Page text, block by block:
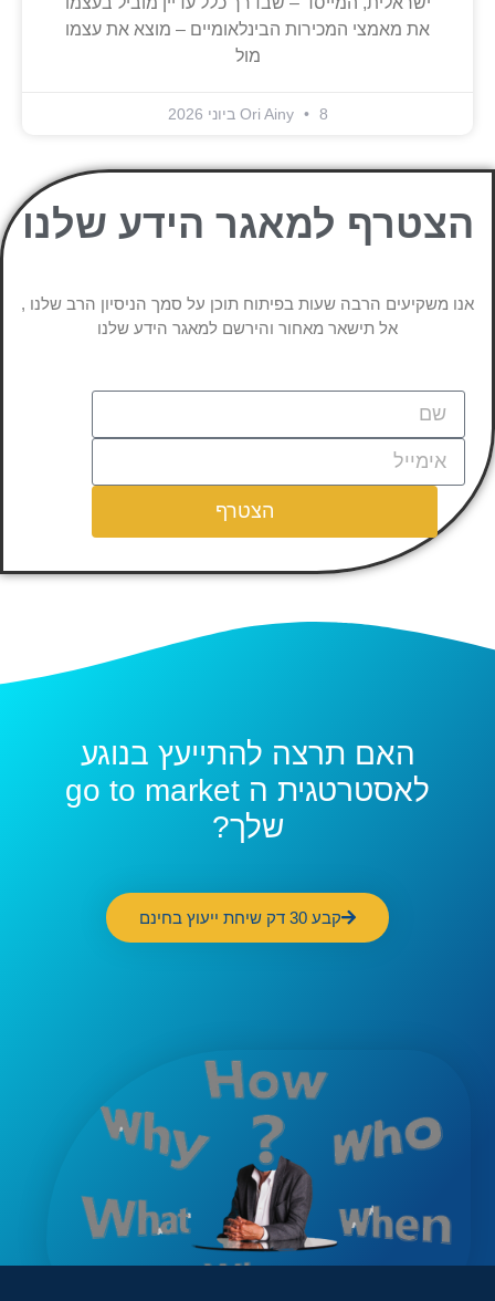
את מאמצי המכירות הבינלאומיים – מוצא את עצמו
מול
Ori Ainy 8 ביוני 2026
הצטרף למאגר הידע שלנו
אנו משקיעים הרבה שעות בפיתוח תוכן על סמך הניסיון הרב שלנו ,
אל תישאר מאחור והירשם למאגר הידע שלנו
הצטרף
האם תרצה להתייעץ בנוגע
לאסטרטגית ה go to market
שלך?
קבע 30 דק שיחת ייעוץ בחינם